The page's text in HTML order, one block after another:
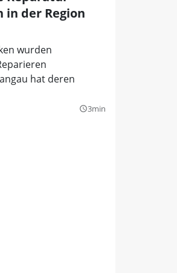
der Region
wurden
hat deren
query_builder3min